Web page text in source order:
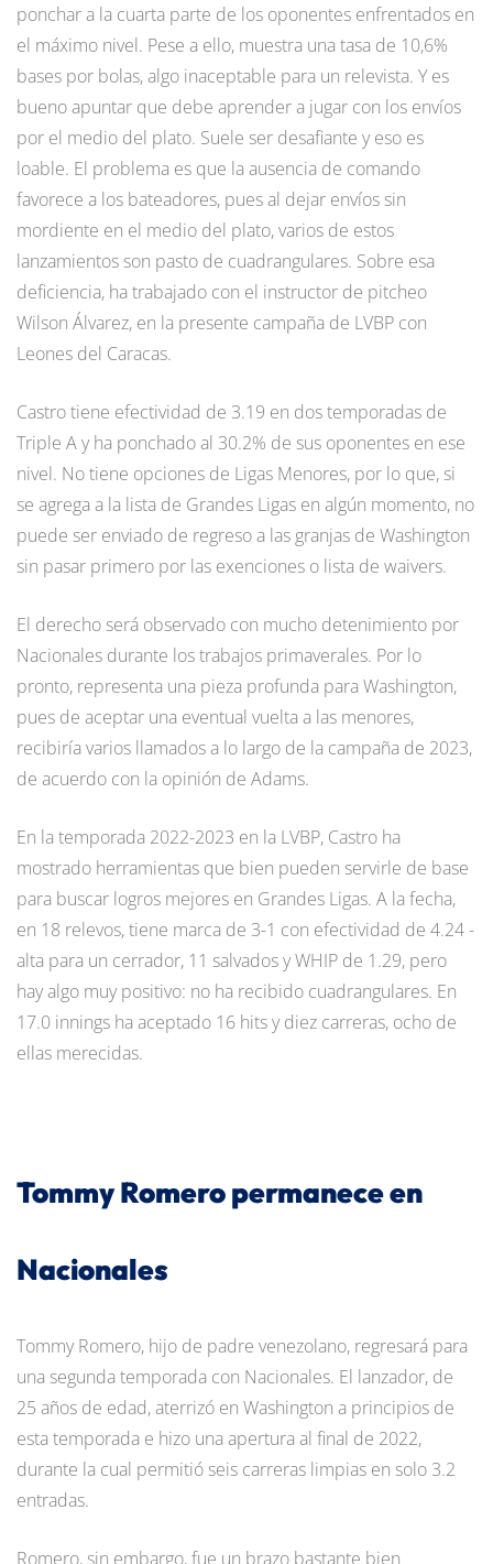
ponchar a la cuarta parte de los oponentes enfrentados en
el máximo nivel. Pese a ello, muestra una tasa de 10,6%
bases por bolas, algo inaceptable para un relevista. Y es
bueno apuntar que debe aprender a jugar con los envíos
por el medio del plato. Suele ser desafiante y eso es
loable. El problema es que la ausencia de comando
favorece a los bateadores, pues al dejar envíos sin
mordiente en el medio del plato, varios de estos
lanzamientos son pasto de cuadrangulares. Sobre esa
deficiencia, ha trabajado con el instructor de pitcheo
Wilson Álvarez, en la presente campaña de LVBP con
Leones del Caracas.
Castro tiene efectividad de 3.19 en dos temporadas de
Triple A y ha ponchado al 30.2% de sus oponentes en ese
nivel. No tiene opciones de Ligas Menores, por lo que, si
se agrega a la lista de Grandes Ligas en algún momento, no
puede ser enviado de regreso a las granjas de Washington
sin pasar primero por las exenciones o lista de waivers.
El derecho será observado con mucho detenimiento por
Nacionales durante los trabajos primaverales. Por lo
pronto, representa una pieza profunda para Washington,
pues de aceptar una eventual vuelta a las menores,
recibiría varios llamados a lo largo de la campaña de 2023,
de acuerdo con la opinión de Adams.
En la temporada 2022-2023 en la LVBP, Castro ha
mostrado herramientas que bien pueden servirle de base
para buscar logros mejores en Grandes Ligas. A la fecha,
en 18 relevos, tiene marca de 3-1 con efectividad de 4.24 -
alta para un cerrador, 11 salvados y WHIP de 1.29, pero
hay algo muy positivo: no ha recibido cuadrangulares. En
17.0 innings ha aceptado 16 hits y diez carreras, ocho de
ellas merecidas.
Tommy Romero permanece en
Nacionales
Tommy Romero, hijo de padre venezolano, regresará para
una segunda temporada con Nacionales. El lanzador, de
25 años de edad, aterrizó en Washington a principios de
esta temporada e hizo una apertura al final de 2022,
durante la cual permitió seis carreras limpias en solo 3.2
entradas.
Romero, sin embargo, fue un brazo bastante bien